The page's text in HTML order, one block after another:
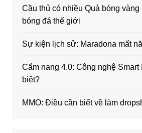
Cầu thủ có nhiều Quả bóng
bóng đá thế giới
Sự kiện lịch sử: Maradona mất
Cẩm nang 4.0: Công nghệ Smart
biệt?
MMO: Điều cần biết về làm